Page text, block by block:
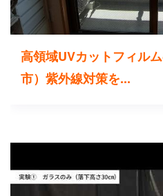
高領域UVカットフィル
市）紫外線対策を...